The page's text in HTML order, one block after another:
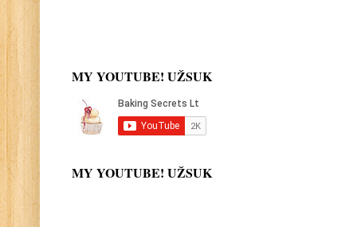
MY YOUTUBE! UŽSUK
MY YOUTUBE! UŽSUK